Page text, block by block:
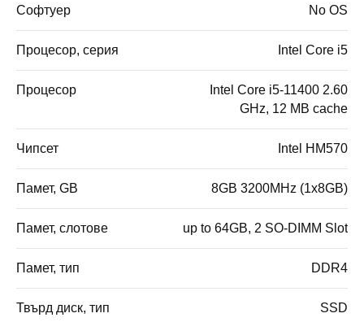
Софтуер No OS
Процесор, серия Intel Core i5
Процесор
Intel Core i5-11400 2.60
GHz, 12 MB cache
Чипсет Intel HM570
Памет, GB 8GB 3200MHz (1x8GB)
Памет, слотове up to 64GB, 2 SO-DIMM Slot
Памет, тип DDR4
Твърд диск, тип SSD